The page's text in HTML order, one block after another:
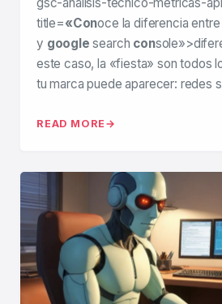
title=«Conoce la diferencia entre
y google search con
este caso, la «fiesta» son todos
tu marca puede aparecer: redes
READ MORE